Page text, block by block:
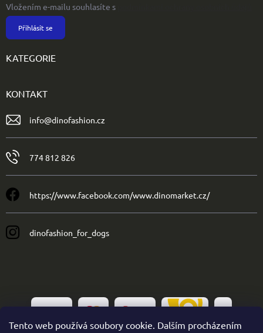
Tento web používá soubory cookie. Dalším procházením
Vložením e-mailu souhlasíte s
Přihlásit se
KATEGORIE
KONTAKT
info@dinofashion.cz
774 812 826
https://www.facebook.com/www.dinomarket.cz/
dinofashion_for_dogs